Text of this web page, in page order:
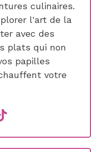
culinaires.
l'art de la
avec des
plats qui non
papilles
votre